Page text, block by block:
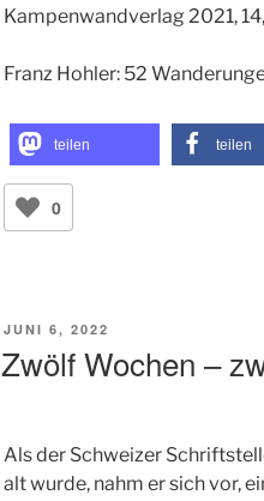
Kampenwandverlag 2021,
Franz Hohler: 52
teilen teilen
0
VERÖFFENTLICHT
JUNI 6, 2022
Zwölf Wochen –
Als der Schweizer
alt wurde, nahm er sich vor,